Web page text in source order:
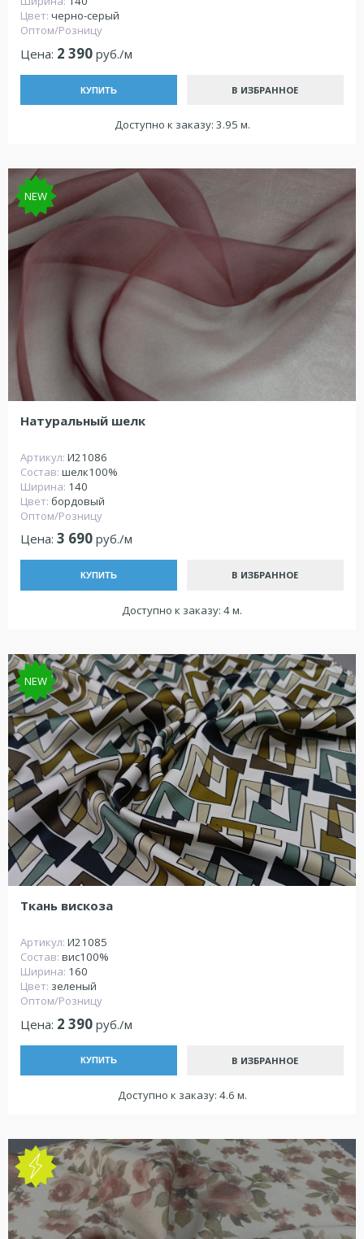
Цвет: черно-серый
Оптом/Розницу
Цена: 2 390 руб./м
КУПИТЬ В ИЗБРАННОЕ
Доступно к заказу: 3.95 м.
NEW
Натуральный шелк
Артикул: И21086
Состав: шелк100%
Ширина: 140
Цвет: бордовый
Оптом/Розницу
Цена: 3 690 руб./м
КУПИТЬ В ИЗБРАННОЕ
Доступно к заказу: 4 м.
NEW
Ткань вискоза
Артикул: И21085
Состав: вис100%
Ширина: 160
Цвет: зеленый
Оптом/Розницу
Цена: 2 390 руб./м
КУПИТЬ В ИЗБРАННОЕ
Доступно к заказу: 4.6 м.
NEW